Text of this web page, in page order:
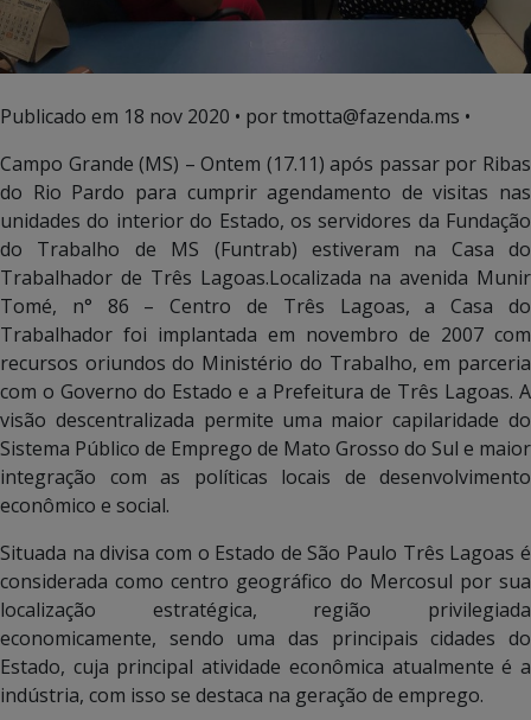
Publicado em 18 nov 2020 • por tmotta@fazenda.ms •
Campo Grande (MS) – Ontem (17.11) após passar por Ribas
do Rio Pardo para cumprir agendamento de visitas nas
unidades do interior do Estado, os servidores da Fundação
do Trabalho de MS (Funtrab) estiveram na Casa do
Trabalhador de Três Lagoas.Localizada na avenida Munir
Tomé, n° 86 – Centro de Três Lagoas, a Casa do
Trabalhador foi implantada em novembro de 2007 com
recursos oriundos do Ministério do Trabalho, em parceria
com o Governo do Estado e a Prefeitura de Três Lagoas. A
visão descentralizada permite uma maior capilaridade do
Sistema Público de Emprego de Mato Grosso do Sul e maior
integração com as políticas locais de desenvolvimento
econômico e social.
Situada na divisa com o Estado de São Paulo Três Lagoas é
considerada como centro geográfico do Mercosul por sua
localização estratégica, região privilegiada
economicamente, sendo uma das principais cidades do
Estado, cuja principal atividade econômica atualmente é a
indústria, com isso se destaca na geração de emprego.